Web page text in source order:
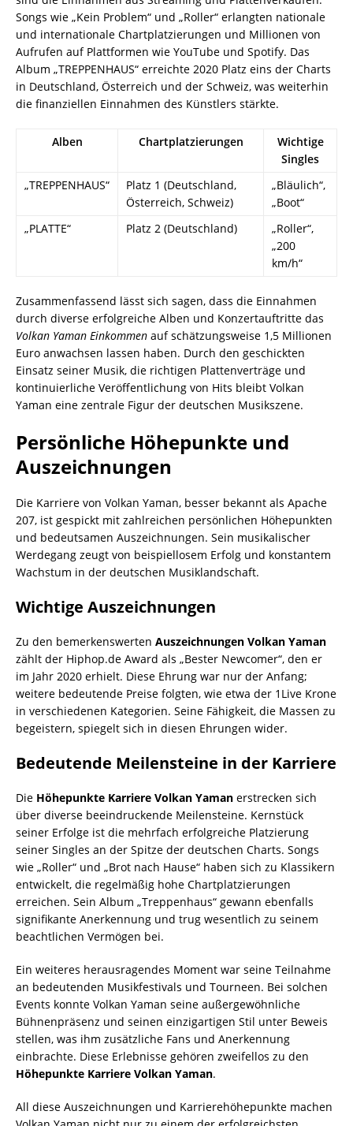
Songs wie „Kein Problem“ und „Roller“ erlangten nationale
und internationale Chartplatzierungen und Millionen von
Aufrufen auf Plattformen wie YouTube und Spotify. Das
Album „TREPPENHAUS“ erreichte 2020 Platz eins der Charts
in Deutschland, Österreich und der Schweiz, was weiterhin
die finanziellen Einnahmen des Künstlers stärkte.
Alben Chartplatzierungen
Wichtige
Singles
„TREPPENHAUS“
Platz 1 (Deutschland,
Österreich, Schweiz)
„Bläulich“,
„Boot“
„PLATTE“
Platz 2 (Deutschland)
„Roller“,
„200
km/h“
Zusammenfassend lässt sich sagen, dass die Einnahmen
durch diverse erfolgreiche Alben und Konzertauftritte das
Volkan Yaman Einkommen auf schätzungsweise 1,5 Millionen
Euro anwachsen lassen haben. Durch den geschickten
Einsatz seiner Musik, die richtigen Plattenverträge und
kontinuierliche Veröffentlichung von Hits bleibt Volkan
Yaman eine zentrale Figur der deutschen Musikszene.
Persönliche Höhepunkte und
Auszeichnungen
Die Karriere von Volkan Yaman, besser bekannt als Apache
207, ist gespickt mit zahlreichen persönlichen Höhepunkten
und bedeutsamen Auszeichnungen. Sein musikalischer
Werdegang zeugt von beispiellosem Erfolg und konstantem
Wachstum in der deutschen Musiklandschaft.
Wichtige Auszeichnungen
Zu den bemerkenswerten Auszeichnungen Volkan Yaman
zählt der Hiphop.de Award als „Bester Newcomer“, den er
im Jahr 2020 erhielt. Diese Ehrung war nur der Anfang;
weitere bedeutende Preise folgten, wie etwa der 1Live Krone
in verschiedenen Kategorien. Seine Fähigkeit, die Massen zu
begeistern, spiegelt sich in diesen Ehrungen wider.
Bedeutende Meilensteine in der Karriere
Die Höhepunkte Karriere Volkan Yaman erstrecken sich
über diverse beeindruckende Meilensteine. Kernstück
seiner Erfolge ist die mehrfach erfolgreiche Platzierung
seiner Singles an der Spitze der deutschen Charts. Songs
wie „Roller“ und „Brot nach Hause“ haben sich zu Klassikern
entwickelt, die regelmäßig hohe Chartplatzierungen
erreichen. Sein Album „Treppenhaus“ gewann ebenfalls
signifikante Anerkennung und trug wesentlich zu seinem
beachtlichen Vermögen bei.
Ein weiteres herausragendes Moment war seine Teilnahme
an bedeutenden Musikfestivals und Tourneen. Bei solchen
Events konnte Volkan Yaman seine außergewöhnliche
Bühnenpräsenz und seinen einzigartigen Stil unter Beweis
stellen, was ihm zusätzliche Fans und Anerkennung
einbrachte. Diese Erlebnisse gehören zweifellos zu den
Höhepunkte Karriere Volkan Yaman.
All diese Auszeichnungen und Karrierehöhepunkte machen